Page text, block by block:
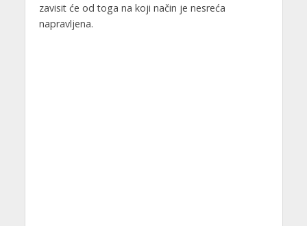
zavisit će od toga na koji način je nesreća
napravljena.